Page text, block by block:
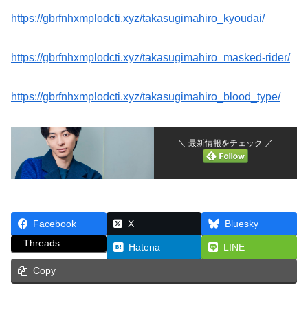
https://gbrfnhxmplodcti.xyz/takasugimahiro_kyoudai/
https://gbrfnhxmplodcti.xyz/takasugimahiro_masked-rider/
https://gbrfnhxmplodcti.xyz/takasugimahiro_blood_type/
＼ 最新情報をチェック ／
Facebook X
Bluesky
Threads
Hatena LINE
Copy